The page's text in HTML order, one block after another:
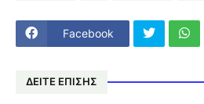
Facebook
ΔΕΙΤΕ ΕΠΙΣΗΣ